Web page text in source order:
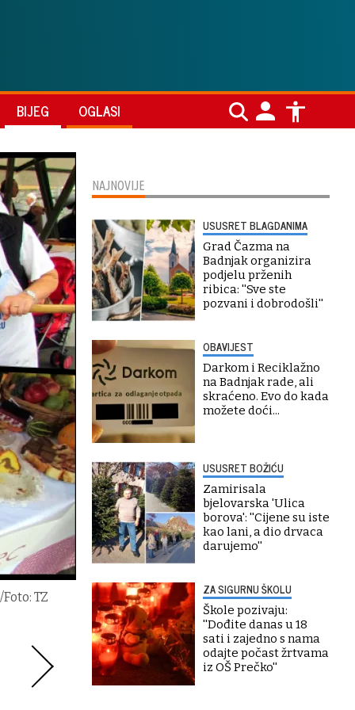
BIJEG OGLASI
TZ
NAJNOVIJE
USUSRET BLAGDANIMA
Grad Čazma na
Badnjak organizira
podjelu prženih
ribica: ''Sve ste
pozvani i dobrodošli''
OBAVIJEST
Darkom i Reciklažno
na Badnjak rade, ali
skraćeno. Evo do kada
možete doći...
USUSRET BOŽIĆU
Zamirisala
bjelovarska 'Ulica
borova': ''Cijene su iste
kao lani, a dio drvaca
darujemo''
ZA SIGURNU ŠKOLU
Škole pozivaju:
''Dođite danas u 18
sati i zajedno s nama
odajte počast žrtvama
iz OŠ Prečko''